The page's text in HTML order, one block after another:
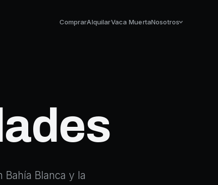
ComprarAlquilarVaca MuertaNosotros
Bahía Blanca y la